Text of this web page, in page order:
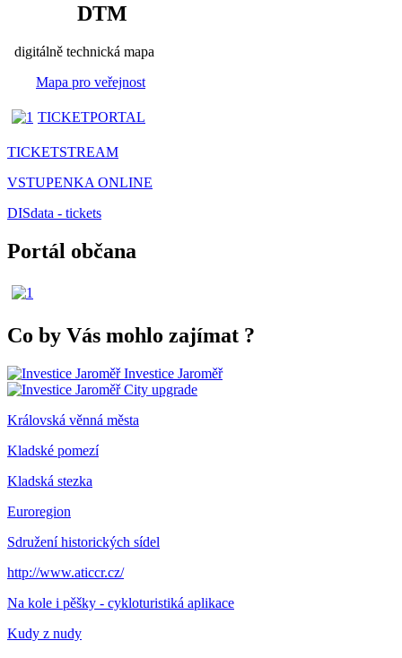
DTM
digitálně technická mapa
Mapa pro veřejnost
TICKETPORTAL
TICKETSTREAM
VSTUPENKA ONLINE
DISdata - tickets
Portál občana
Co by Vás mohlo zajímat ?
Investice Jaroměř
City upgrade
Královská věnná města
Kladské pomezí
Kladská stezka
Euroregion
Sdružení historických sídel
http://www.aticcr.cz/
Na kole i pěšky - cykloturistiká aplikace
Kudy z nudy